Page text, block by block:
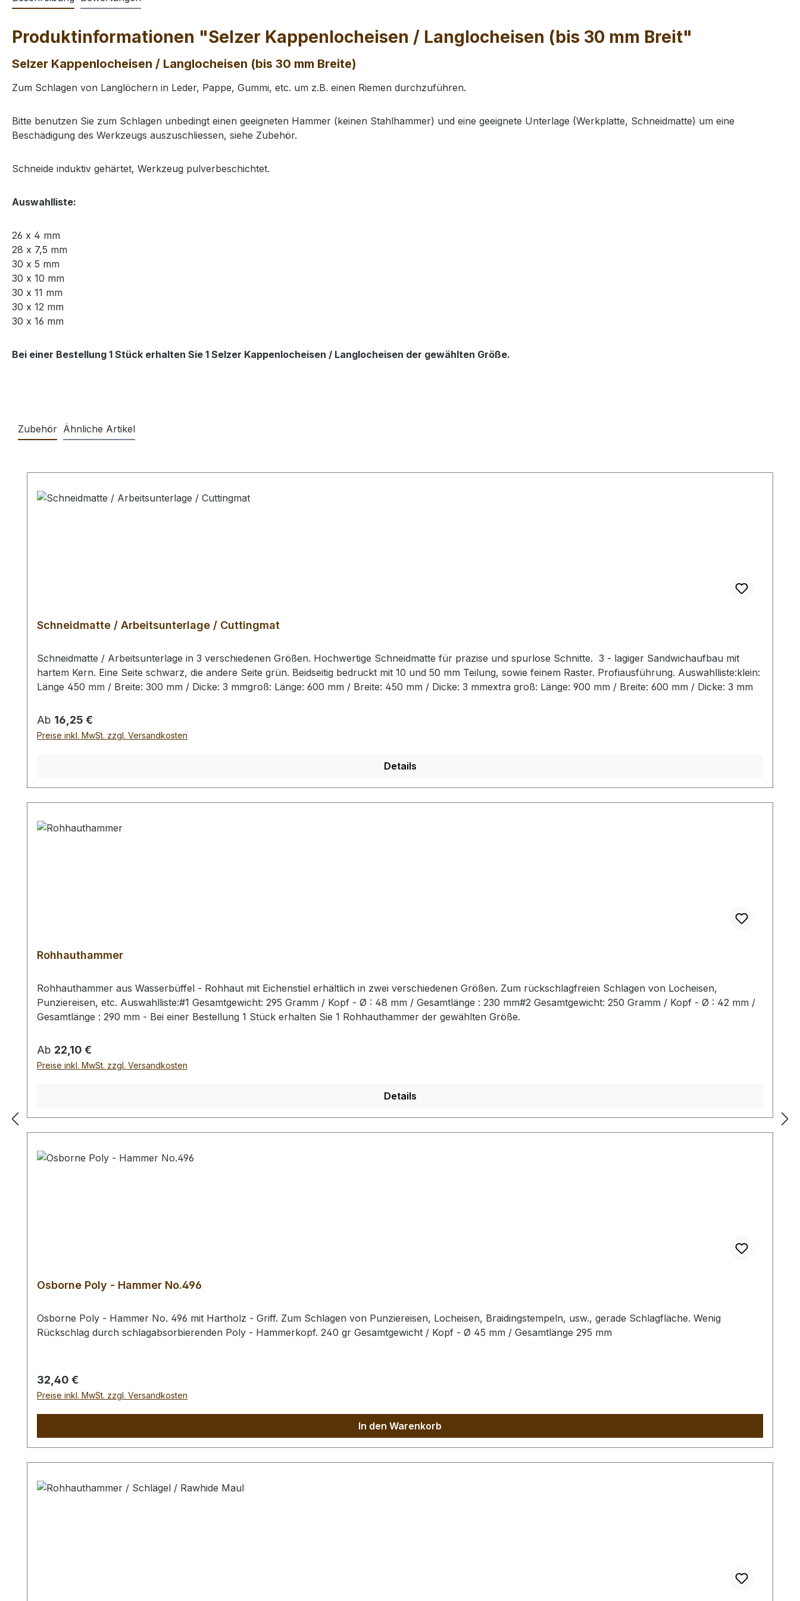
Produktinformationen "Selzer Kappenlocheisen / Langlocheisen (bis 30 mm Breit"
Selzer Kappenlocheisen / Langlocheisen (bis 30 mm Breite)
Zum Schlagen von Langlöchern in Leder, Pappe, Gummi, etc. um z.B. einen Riemen durchzuführen.
Bitte benutzen Sie zum Schlagen unbedingt einen geeigneten Hammer (keinen Stahlhammer) und eine geeignete Unterlage (Werkplatte, Schneidmatte) um eine
Beschädigung des Werkzeugs auszuschliessen, siehe Zubehör.
Schneide induktiv gehärtet, Werkzeug pulverbeschichtet.
Auswahlliste:
26 x 4 mm
28 x 7,5 mm
30 x 5 mm
30 x 10 mm
30 x 11 mm
30 x 12 mm
30 x 16 mm
Bei einer Bestellung 1 Stück erhalten Sie 1 Selzer Kappenlocheisen / Langlocheisen der gewählten Größe.
Zubehör Ähnliche Artikel
Schneidmatte / Arbeitsunterlage / Cuttingmat
Schneidmatte / Arbeitsunterlage in 3 verschiedenen Größen. Hochwertige Schneidmatte für präzise und spurlose Schnitte. 3 - lagiger Sandwichaufbau mit
hartem Kern. Eine Seite schwarz, die andere Seite grün. Beidseitig bedruckt mit 10 und 50 mm Teilung, sowie feinem Raster. Profiausführung. Auswahlliste:klein:
Länge 450 mm / Breite: 300 mm / Dicke: 3 mmgroß: Länge: 600 mm / Breite: 450 mm / Dicke: 3 mmextra groß: Länge: 900 mm / Breite: 600 mm / Dicke: 3 mm
Regulärer Preis:
Ab 16,25 €
Preise inkl. MwSt. zzgl. Versandkosten
Details
Rohhauthammer
Rohhauthammer aus Wasserbüffel - Rohhaut mit Eichenstiel erhältlich in zwei verschiedenen Größen. Zum rückschlagfreien Schlagen von Locheisen,
Punziereisen, etc. Auswahlliste:#1 Gesamtgewicht: 295 Gramm / Kopf - Ø : 48 mm / Gesamtlänge : 230 mm#2 Gesamtgewicht: 250 Gramm / Kopf - Ø : 42 mm /
Gesamtlänge : 290 mm - Bei einer Bestellung 1 Stück erhalten Sie 1 Rohhauthammer der gewählten Größe.
Regulärer Preis:
Ab 22,10 €
Preise inkl. MwSt. zzgl. Versandkosten
Details
Osborne Poly - Hammer No.496
Osborne Poly - Hammer No. 496 mit Hartholz - Griff. Zum Schlagen von Punziereisen, Locheisen, Braidingstempeln, usw., gerade Schlagfläche. Wenig
Rückschlag durch schlagabsorbierenden Poly - Hammerkopf. 240 gr Gesamtgewicht / Kopf - Ø 45 mm / Gesamtlänge 295 mm
Regulärer Preis:
32,40 €
Preise inkl. MwSt. zzgl. Versandkosten
In den Warenkorb